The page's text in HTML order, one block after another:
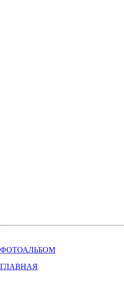
ФОТОАЛЬБОМ
ГЛАВНАЯ